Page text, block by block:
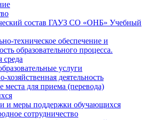
состав ГАУЗ СО «ОНБ» Учебный
техническое обеспечение и
образовательного процесса.
среда
услуги
хозяйственная деятельность
места для приема (перевода)
и меры поддержки обучающихся
сотрудничество